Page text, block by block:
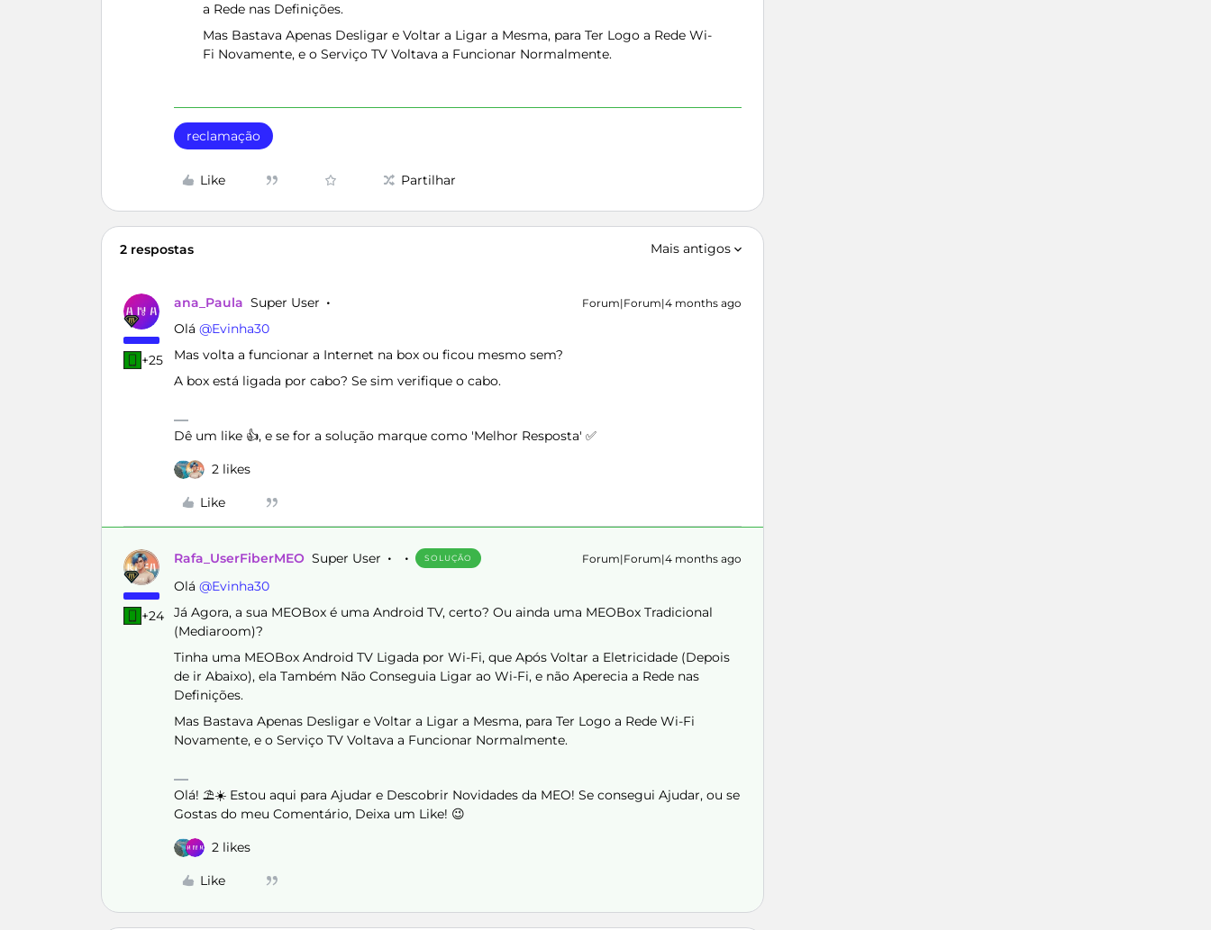
a Rede nas Definições.
Mas Bastava Apenas Desligar e Voltar a Ligar a Mesma, para Ter Logo a Rede Wi-
Fi Novamente, e o Serviço TV Voltava a Funcionar Normalmente.
reclamação
Like Partilhar
2 respostas Mais antigos
+25
ana_Paula Super User Forum|Forum|4 months ago
Olá ​ @Evinha30
Mas volta a funcionar a Internet na box ou ficou mesmo sem?
A box está ligada por cabo? Se sim verifique o cabo.
Dê um like 👍, e se for a solução marque como 'Melhor Resposta' ✅
2 likes
Like
+24
Rafa_UserFiberMEO Super User SOLUÇÃO Forum|Forum|4 months ago
Olá ​ @Evinha30
Já Agora, a sua MEOBox é uma Android TV, certo? Ou ainda uma MEOBox Tradicional
(Mediaroom)?
Tinha uma MEOBox Android TV Ligada por Wi-Fi, que Após Voltar a Eletricidade (Depois
de ir Abaixo), ela Também Não Conseguia Ligar ao Wi-Fi, e não Aperecia a Rede nas
Definições.
Mas Bastava Apenas Desligar e Voltar a Ligar a Mesma, para Ter Logo a Rede Wi-Fi
Novamente, e o Serviço TV Voltava a Funcionar Normalmente.
Olá! ⛱️☀️ Estou aqui para Ajudar e Descobrir Novidades da MEO! Se consegui Ajudar, ou se
Gostas do meu Comentário, Deixa um Like! 😉
2 likes
Like